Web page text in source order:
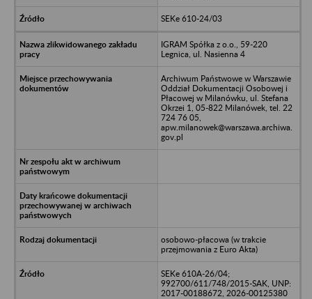
SEKe 610-24/03
IGRAM Spółka z o.o., 59-220
Legnica, ul. Nasienna 4
Archiwum Państwowe w Warszawie
Oddział Dokumentacji Osobowej i
Płacowej w Milanówku, ul. Stefana
Okrzei 1, 05-822 Milanówek, tel. 22
724 76 05,
apw.milanowek@warszawa.archiwa.
gov.pl
osobowo-płacowa (w trakcie
przejmowania z Euro Akta)
SEKe 610A-26/04;
992700/611/748/2015-SAK, UNP:
2017-00188672, 2026-00125380